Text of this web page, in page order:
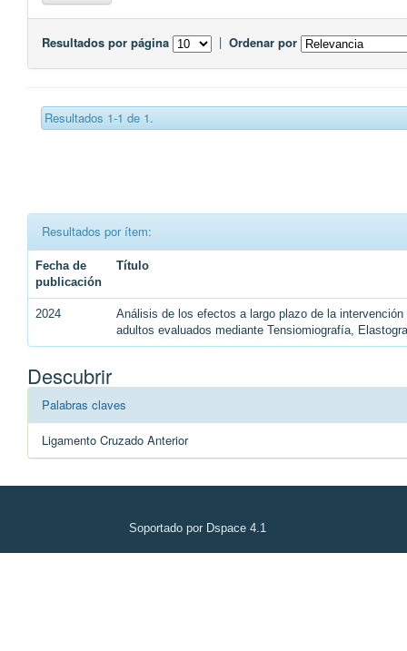
Resultados por página | Ordenar por
Resultados 1-1 de 1.
Resultados por ítem:
Fecha de
publicación
Título
2024
Análisis de los efectos a largo plazo de la
adultos evaluados mediante Tensiomiografía,
Descubrir
Palabras claves
Ligamento Cruzado Anterior
Soportado por Dspace 4.1